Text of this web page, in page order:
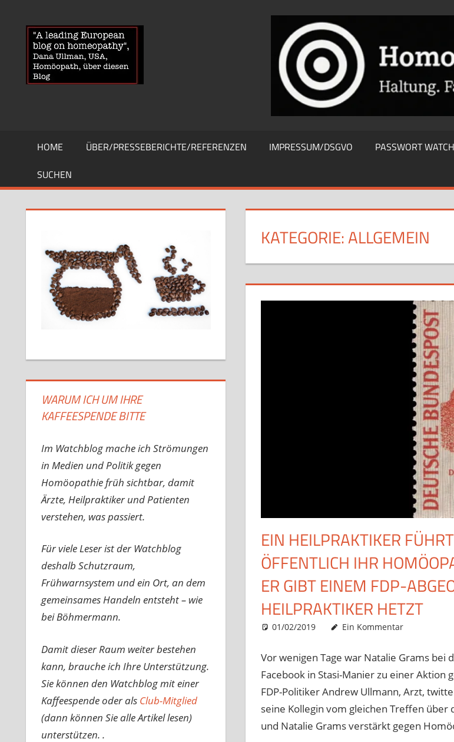
springen
HOMOEOPATHIEWATCHBLOG
News
über
Homöopathie
und
Globuli-
HOME ÜBER/PRESSEBERICHTE/REFERENZEN IMPRESSUM/DSGVO PASSWORT
SUCHEN
KATEGORIE:ALLGEMEIN
EIN HEILPRAKTIKER
ÖFFENTLICH IHR
ER GIBT EINEM FDP-
HEILPRAKTIKER HETZT
01/02/2019 Christian J. Becker
Allgemein
Ein Kommentar
Vor wenigen Tage war Natalie Grams bei
Facebook in Stasi-Manier zu einer
FDP-Politiker Andrew Ullmann, Arzt,
seine Kollegin vom gleichen Treffen
und Natalie Grams verstärkt gegen
WARUM ICH UM IHRE
KAFFEESPENDE BITTE
Im Watchblog mache ich Strömungen
in Medien und Politik gegen
Homöopathie früh sichtbar, damit
Ärzte, Heilpraktiker und Patienten
verstehen, was passiert.
Für viele Leser ist der Watchblog
deshalb Schutzraum,
Frühwarnsystem und ein Ort, an dem
gemeinsames Handeln entsteht – wie
bei Böhmermann.
Damit dieser Raum weiter bestehen
kann, brauche ich Ihre Unterstützung.
Sie können den Watchblog mit einer
Kaffeespende oder als Club-Mitglied
(dann können Sie alle Artikel lesen)
unterstützen. .